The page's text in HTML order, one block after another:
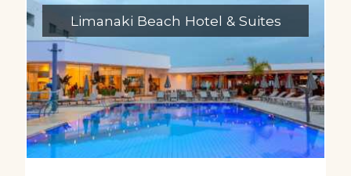
Limanaki Beach Hotel & Suites